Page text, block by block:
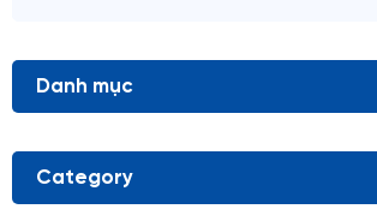
Danh mục
Category